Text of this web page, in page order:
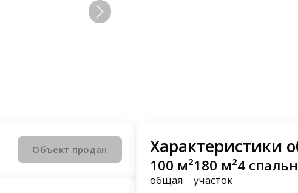
Объект продан Характеристики
100 м²
общая
180 м²
участок
4